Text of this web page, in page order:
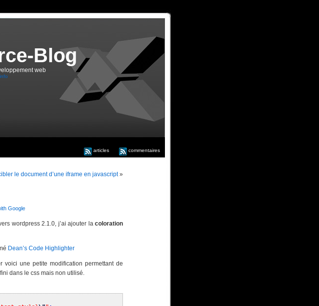
Blog
web
articles
commentaires
le document d’une iframe en javascript»
Google
wordpress 2.1.0, j’ai ajouter la coloration
Dean’s Code Highlighter
voici une petite modification permettant de
dans le css mais non utilisé.